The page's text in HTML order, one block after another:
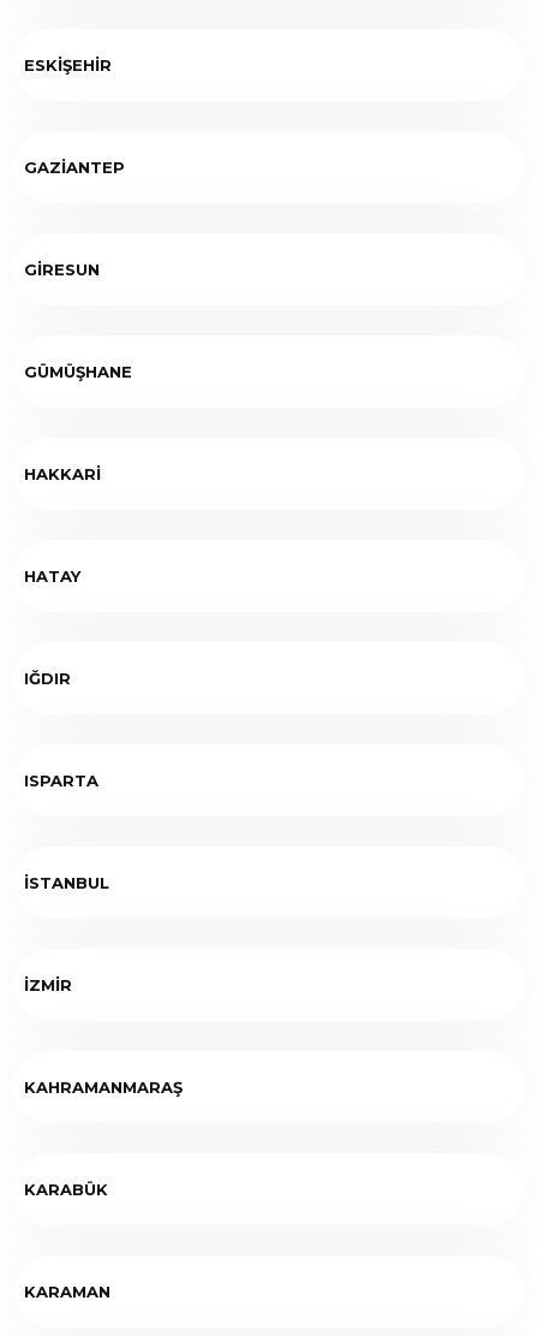
ESKİŞEHİR
GAZİANTEP
GİRESUN
GÜMÜŞHANE
HAKKARİ
HATAY
IĞDIR
ISPARTA
İSTANBUL
İZMİR
KAHRAMANMARAŞ
KARABÜK
KARAMAN